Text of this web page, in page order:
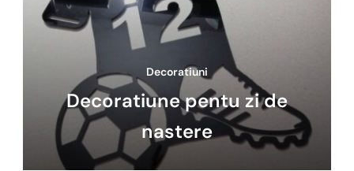
Decoratiuni
Decoratiune pentu zi de
nastere